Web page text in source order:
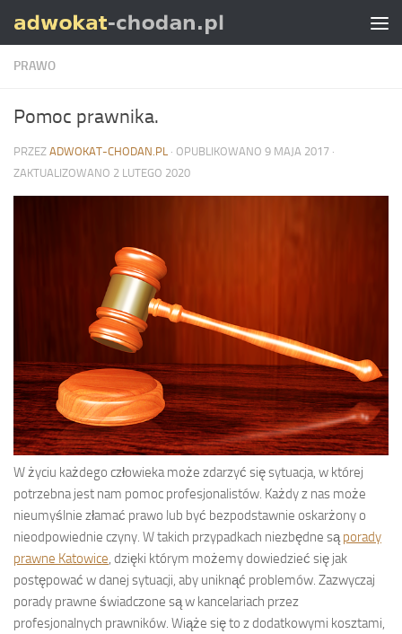
Skip to content
PRAWO
Pomoc prawnika.
PRZEZ ADWOKAT-CHODAN.PL · OPUBLIKOWANO 9 MAJA 2017 ·
ZAKTUALIZOWANO 2 LUTEGO 2020
W życiu każdego człowieka może zdarzyć się sytuacja, w której
potrzebna jest nam pomoc profesjonalistów. Każdy z nas może
nieumyślnie złamać prawo lub być bezpodstawnie oskarżony o
nieodpowiednie czyny. W takich przypadkach niezbędne sąporady
prawne Katowice, dzięki którym możemy dowiedzieć się jak
postępować w danej sytuacji, aby uniknąć problemów. Zazwyczaj
porady prawne świadczone są w kancelariach przez
profesjonalnych prawników. Wiąże się to z dodatkowymi kosztami,